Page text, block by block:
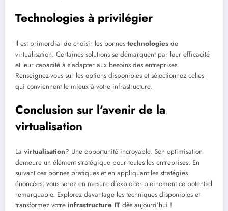
Technologies à privilégier
Il est primordial de choisir les bonnes technologies de
virtualisation. Certaines solutions se démarquent par leur efficacité
et leur capacité à s’adapter aux besoins des entreprises.
Renseignez-vous sur les options disponibles et sélectionnez celles
qui conviennent le mieux à votre infrastructure.
Conclusion sur l’avenir de la
virtualisation
La virtualisation? Une opportunité incroyable. Son optimisation
demeure un élément stratégique pour toutes les entreprises. En
suivant ces bonnes pratiques et en appliquant les stratégies
énoncées, vous serez en mesure d’exploiter pleinement ce potentiel
remarquable. Explorez davantage les techniques disponibles et
transformez votre infrastructure IT dès aujourd’hui !